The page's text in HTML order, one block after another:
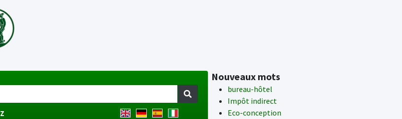
Z
Nouveaux mots
bureau-hôtel
Impôt indirect
Eco-conception